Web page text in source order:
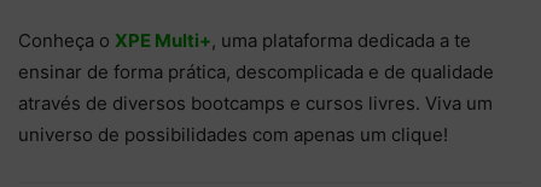
Conheça o XPE Multi+, uma plataforma dedicada a te
ensinar de forma prática, descomplicada e de qualidade
através de diversos bootcamps e cursos livres. Viva um
universo de possibilidades com apenas um clique!